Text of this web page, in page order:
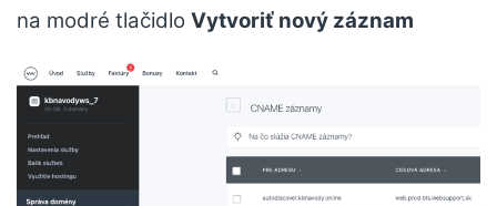
na modré tlačidlo Vytvoriť nový záznam